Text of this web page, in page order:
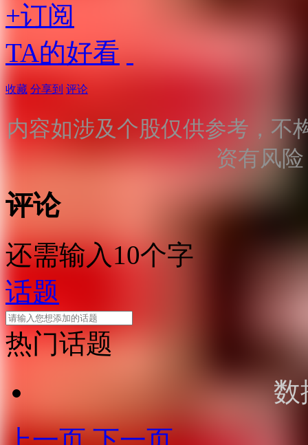
+订阅
TA的好看
收藏 分享到 评论
内容如涉及个股仅供参考，不
资有风
评论
还需输入10个字
话题
热门话题
数